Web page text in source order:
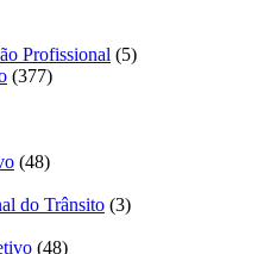
Profissional (5)
(377)
(48)
do Trânsito (3)
(48)